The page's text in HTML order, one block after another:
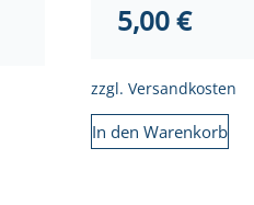
5,00€
zzgl.Versandkosten
In den Warenkorb